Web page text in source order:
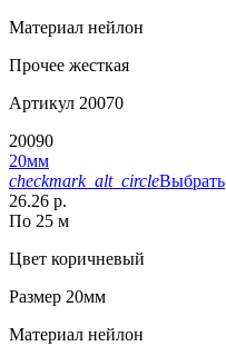
Материал нейлон
Прочее жесткая
Артикул 20070
20090
20мм
checkmark_alt_circleВыбрать
26.26 р.
По 25 м
Цвет коричневый
Размер 20мм
Материал нейлон